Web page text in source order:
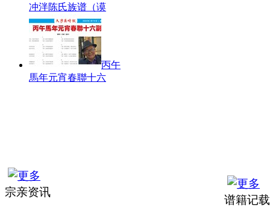
冲泮陈氏族谱（谟
丙午
馬年元宵春聯十六
宗亲资讯
谱籍记载